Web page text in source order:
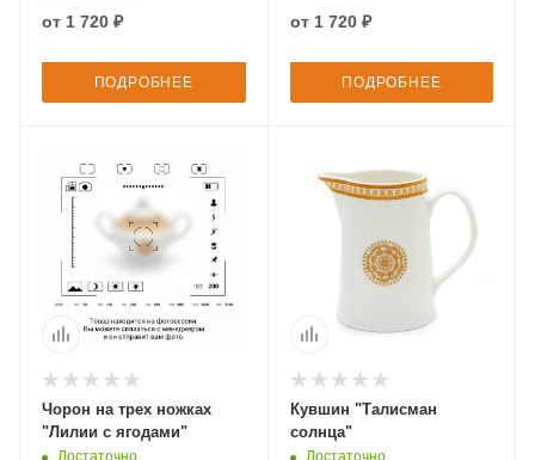
от 1 720 ₽
ПОДРОБНЕЕ
от 1 720 ₽
ПОДРОБНЕЕ
Чорон на трех ножках
"Лилии с ягодами"
Достаточно
Кувшин "Талисман
солнца"
Достаточно